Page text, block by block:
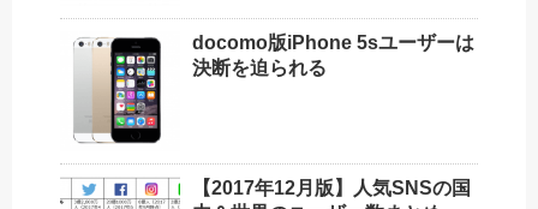
docomo版iPhone 5sユーザーは
決断を迫られる
【2017年12月版】人気SNSの国